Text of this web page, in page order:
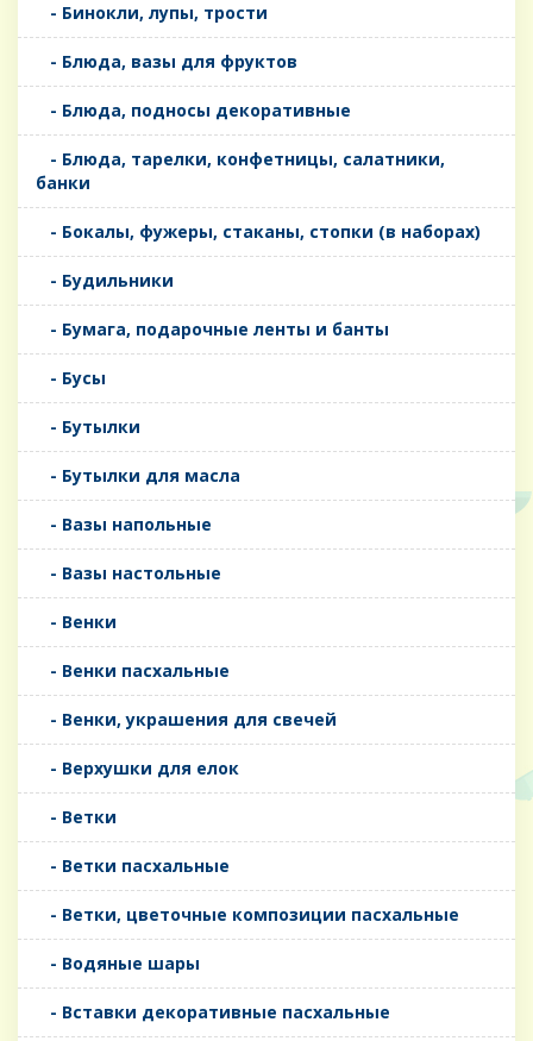
- Бинокли, лупы, трости
- Блюда, вазы для фруктов
- Блюда, подносы декоративные
- Блюда, тарелки, конфетницы, салатники,
банки
- Бокалы, фужеры, стаканы, стопки (в наборах)
- Будильники
- Бумага, подарочные ленты и банты
- Бусы
- Бутылки
- Бутылки для масла
- Вазы напольные
- Вазы настольные
- Венки
- Венки пасхальные
- Венки, украшения для свечей
- Верхушки для елок
- Ветки
- Ветки пасхальные
- Ветки, цветочные композиции пасхальные
- Водяные шары
- Вставки декоративные пасхальные